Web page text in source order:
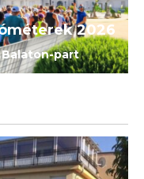
2026
Balaton-part